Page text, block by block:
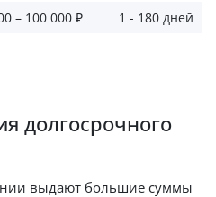
– 100 000 ₽ 1 - 180 дней
долгосрочного
выдают большие суммы